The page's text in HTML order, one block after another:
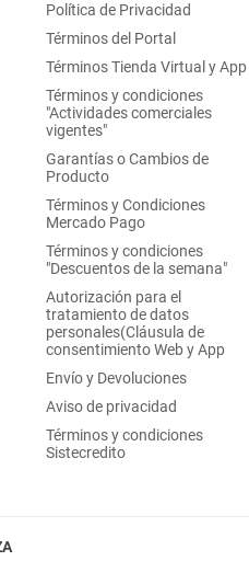
Política de Privacidad
Términos del Portal
Términos Tienda Virtual y App
Términos y condiciones
"Actividades comerciales
vigentes"
Garantías o Cambios de
Producto
Términos y Condiciones
Mercado Pago
Términos y condiciones
"Descuentos de la semana"
Autorización para el
tratamiento de datos
personales(Cláusula de
consentimiento Web y App
Envío y Devoluciones
Aviso de privacidad
Términos y condiciones
Sistecredito